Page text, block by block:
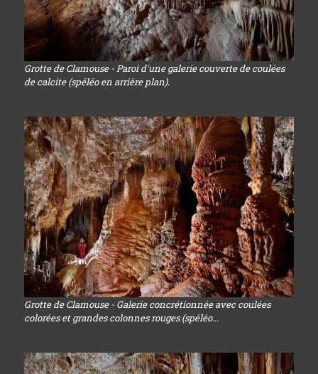
Grotte de Clamouse - Paroi d'une galerie couverte de coulées
de calcite (spéléo en arrière plan).
Grotte de Clamouse - Galerie concrétionnée avec coulées
colorées et grandes colonnes rouges (spéléo...